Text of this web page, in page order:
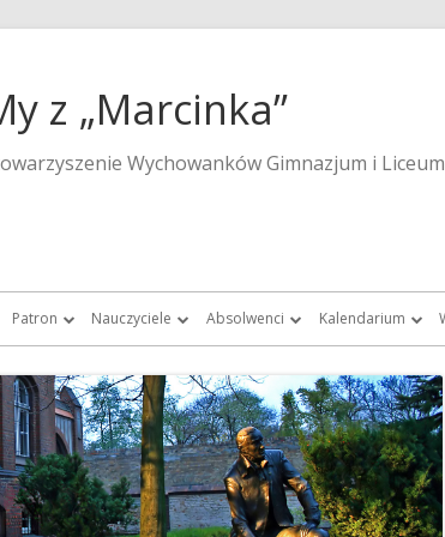
z „Marcinka”
Wychowanków Gimnazjum i
Gimnazjum i Liceum im.
w Poznaniu
Patron
Posąg Karola Marcinkowskiego
Lista fundatorów posągu patrona
Nauczyciele
Nauczyciele „Marcinka” po roku 1945
Absolwenci
Chór Absolwentów Antoniego
Grochowalskiego
Chór Di Nuovo
Kalendarium
Kalendarium 2013
Kalendarium 2012
Kalendarium 2011